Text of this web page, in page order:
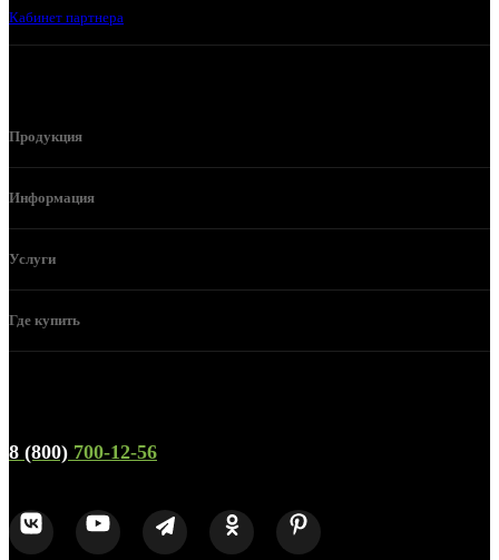
Кабинет партнера
Продукция
Информация
Услуги
Где купить
8 (800) 700-12-56